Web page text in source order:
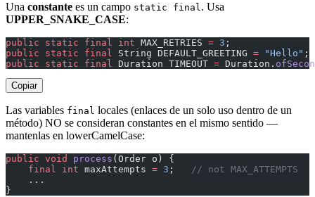
Una constante es un campo static final. Usa
UPPER_SNAKE_CASE:
public static final int MAX_RETRIES = 3 ;
public static final String DEFAULT_GREETING = "Hello" ;
public static final Duration TIMEOUT = Duration.
Copiar
Las variables final locales (enlaces de un solo uso dentro de un
método) NO se consideran constantes en el mismo sentido —
mantenlas en lowerCamelCase:
public void process (Order o) {
    final
int maxAttempts = 3 ;
// not MAX_ATTEMPTS
    ...
}